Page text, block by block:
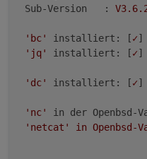
Sub-Version   :
'bc' installiert: [✓]
'jq'
installiert: [✓]
'dc' installiert: [✓]
'nc' in der
'netcat'
in Openbsd-